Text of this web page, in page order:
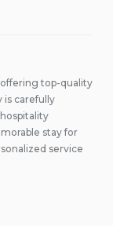
top-quality
is carefully
stay for
service